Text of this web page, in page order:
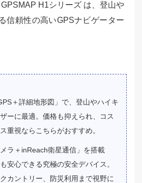
H1シリーズ は、登山や
信頼性の高いGPSナビゲーター
＋詳細地形図」で、登山やハイキ
ーに最適。価格も抑えられ、コス
重視ならこちらがおすすめ。
ラ＋inReach衛星通信」を搭載
安心できる究極の安全デバイス。
カントリー、防災利用まで視野に